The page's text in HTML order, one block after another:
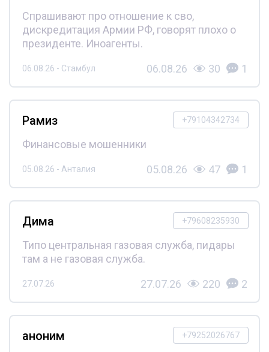
Спрашивают про отношение к сво,
дискредитация Армии РФ, говорят плохо о
президенте. Иноагенты.
06.08.26 - Стамбул 06.08.26 30 1
+79104342734
Рамиз
Финансовые мошенники
05.08.26 - Анталия 05.08.26 47 1
+79608235930
Дима
Типо центральная газовая служба, пидары
там а не газовая служба.
27.07.26 27.07.26 220 2
+79252026767
аноним